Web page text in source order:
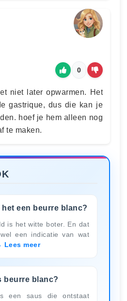
0
niet later opwarmen. Het
gastrique, dus die kan je
hoef je hem alleen nog
te maken.
het een beurre blanc?
is het witte boter. En dat
een indicatie van wat
Lees meer
beurre blanc?
een saus die ontstaat